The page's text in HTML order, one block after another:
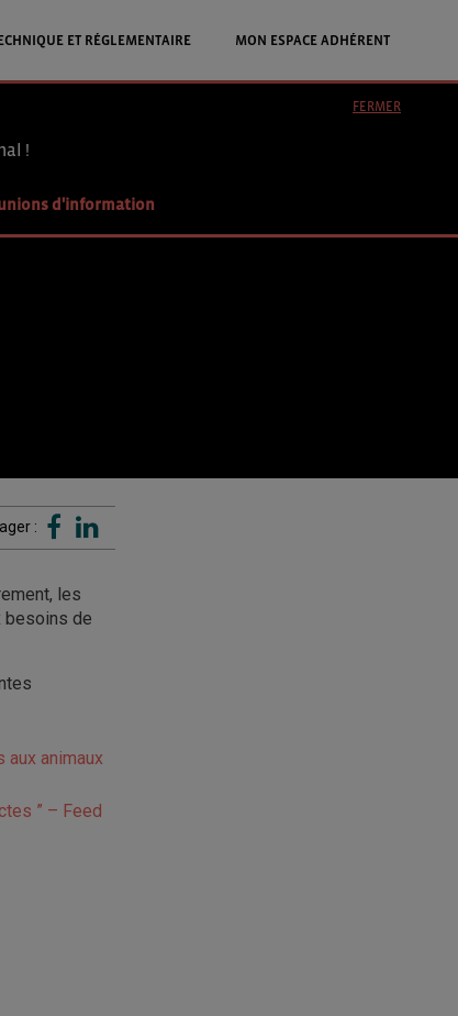
ET RÉGLEMENTAIRE MON ESPACE ADHÉRENT
!
d'information
FERMER
:
les
besoins de
animaux
” – Feed